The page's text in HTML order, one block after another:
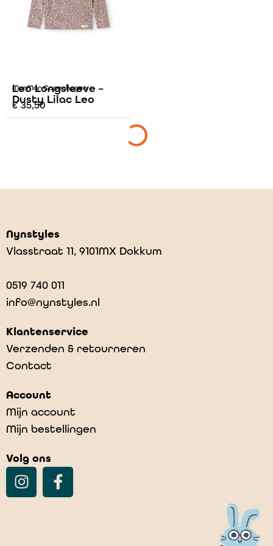
MarMar Copenhagen
Leo Longsleeve –
Dusty Lilac Leo
€35,50
Nynstyles
Vlasstraat 11, 9101MX Dokkum
0519 740 011
info@nynstyles.nl
Klantenservice
Verzenden & retourneren
Contact
Account
Mijn account
Mijn bestellingen
Volg ons